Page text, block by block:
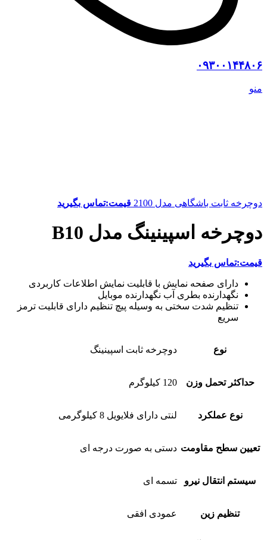
۰۹۳۰۰۱۴۴۸۰۶
منو
دوچرخه ثابت باشگاهی مدل 2100 قیمت:تماس بگیرید
دوچرخه اسپینینگ مدل B10
قیمت:تماس بگیرید
دارای صفحه نمایش با قابلیت نمایش اطلاعات کاربردی
نگهدارنده بطری آب نگهدارنده موبایل
تنظیم شدت سختی به وسیله پیچ تنظیم دارای قابلیت ترمز
سریع
نوع دوچرخه ثابت اسپینینگ
حداکثر تحمل وزن 120 کیلوگرم
نوع عملکرد لنتی دارای فلایویل 8 کیلوگرمی
تعیین سطح مقاومت دستی به صورت درجه ای
سیستم انتقال نیرو تسمه ای
تنظیم زین عمودی افقی